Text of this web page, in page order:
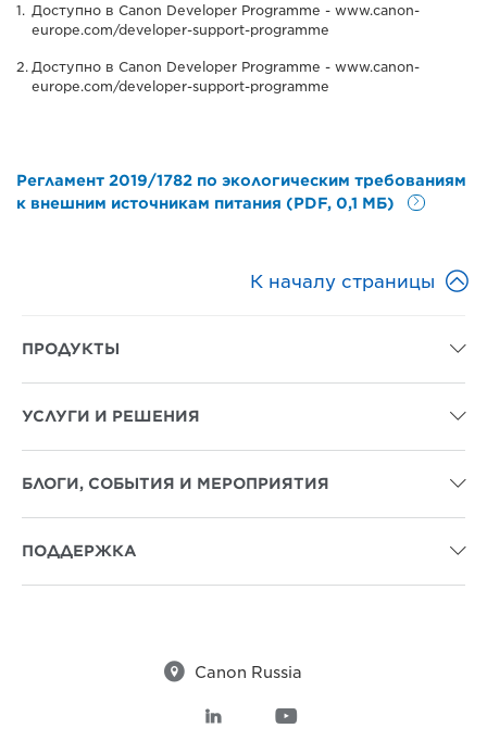
Доступно в Canon Developer Programme - www.canon-
europe.com/developer-support-programme
Доступно в Canon Developer Programme - www.canon-
europe.com/developer-support-programme
Регламент 2019/1782 по экологическим требованиям
к внешним источникам питания (PDF, 0,1 МБ)
К началу страницы 
ПРОДУКТЫ 
УСЛУГИ И РЕШЕНИЯ 
БЛОГИ, СОБЫТИЯ И МЕРОПРИЯТИЯ 
ПОДДЕРЖКА 
 Canon Russia
 